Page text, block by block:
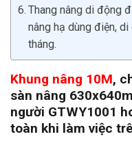
Thang nâng di động
nâng hạ dùng điện,
tháng.
Khung nâng 10M,
sàn nâng
người GTWY1001
toàn khi làm việc